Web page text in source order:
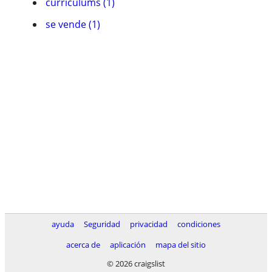
se vende (1)
ayuda Seguridad privacidad
condiciones
acerca de
aplicación
mapa del sitio
© 2026 craigslist